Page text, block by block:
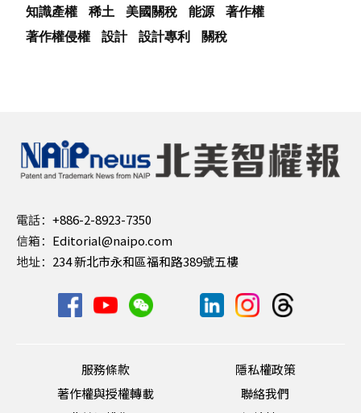
知識產權
稀土 美國關稅 能源
著作權
著作權侵權
設計 設計專利 關稅
電話： +886-2-8923-7350
信箱： Editorial@naipo.com
地址： 234 新北市永和區福和路389號五樓
服務條款
隱私權政策
著作權與授權轉載
聯絡我們